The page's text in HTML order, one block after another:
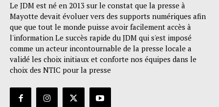
Le JDM est né en 2013 sur le constat que la presse à
Mayotte devait évoluer vers des supports numériques afin
que que tout le monde puisse avoir facilement accès à
l'information Le succès rapide du JDM qui s'est imposé
comme un acteur incontournable de la presse locale a
validé les choix initiaux et conforte nos équipes dans le
choix des NTIC pour la presse